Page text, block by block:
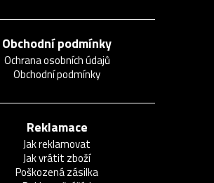
Obchodní podmínky
Ochrana osobních údajů
Obchodní podmínky
Reklamace
Jak reklamovat
Jak vrátit zboží
Poškozená zásilka